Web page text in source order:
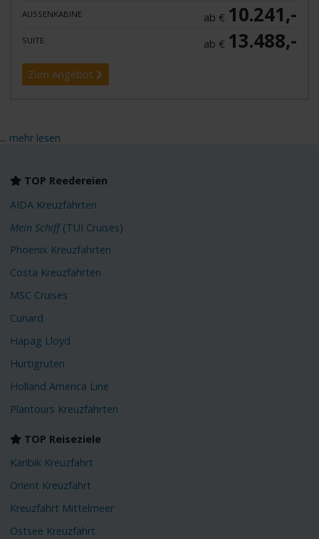
AUSSENKABINE ab € 10.241,-
SUITE ab € 13.488,-
Zum Angebot
... mehr lesen
TOP Reedereien
AIDA Kreuzfahrten
Mein Schiff(TUI Cruises)
Phoenix Kreuzfahrten
Costa Kreuzfahrten
MSC Cruises
Cunard
Hapag Lloyd
Hurtigruten
Holland America Line
Plantours Kreuzfahrten
TOP Reiseziele
Karibik Kreuzfahrt
Orient Kreuzfahrt
Kreuzfahrt Mittelmeer
Ostsee Kreuzfahrt